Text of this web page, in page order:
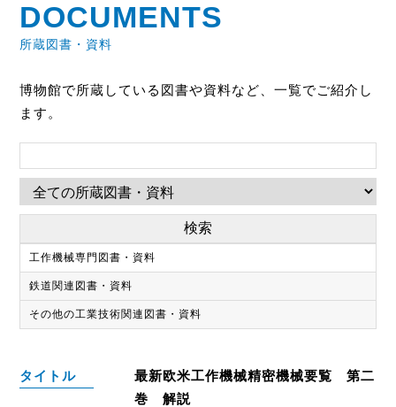
DOCUMENTS
所蔵図書・資料
博物館で所蔵している図書や資料など、一覧でご紹介し
ます。
工作機械専門図書・資料
鉄道関連図書・資料
その他の工業技術関連図書・資料
タイトル
最新欧米工作機械精密機械要覧 第二
巻 解説